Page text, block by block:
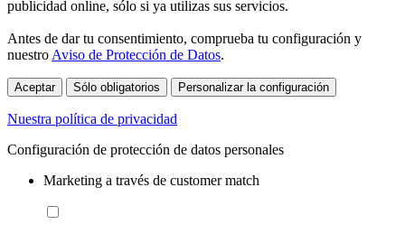
publicidad online, sólo si ya utilizas sus servicios.
Antes de dar tu consentimiento, comprueba tu configuración y
nuestro Aviso de Protección de Datos.
Aceptar Sólo obligatorios Personalizar la configuración
Nuestra política de privacidad
Configuración de protección de datos personales
Marketing a través de customer match